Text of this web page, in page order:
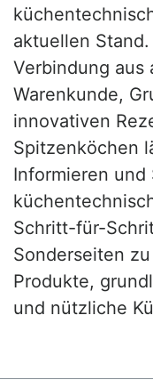
aktuellen
Verbindung aus
Warenkunde,
innovativen
Spitzenköchen
Informieren
Schritt-für-
Sonderseiten
Produkte,
und nützliche